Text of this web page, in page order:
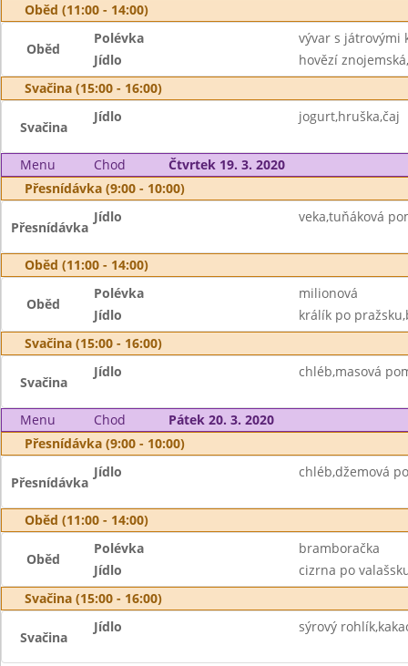
Oběd (11:00 - 14:00)
Oběd
Polévka
vývar s játrovými
Jídlo
hovězí
Svačina (15:00 - 16:00)
Svačina
Jídlo jogurt,hruška,čaj
Menu Chod
Čtvrtek 19. 3. 2020
Přesnídávka (9:00 - 10:00)
Přesnídávka
Jídlo veka,tuňáková
Oběd (11:00 - 14:00)
Oběd
Polévka
milionová
Jídlo
králík po
Svačina (15:00 - 16:00)
Svačina
Jídlo chléb,masová
Menu Chod
Pátek 20. 3. 2020
Přesnídávka (9:00 - 10:00)
Přesnídávka
Jídlo chléb,džemová
Oběd (11:00 - 14:00)
Oběd
Polévka
bramboračka
Jídlo
cizrna po
Svačina (15:00 - 16:00)
Svačina
Jídlo sýrový